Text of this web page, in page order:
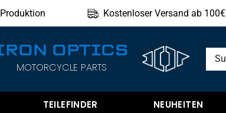
Kostenloser Versand ab 100€
OPTICS
MOTORCYCLE PARTS
TEILEFINDER NEUHEITEN